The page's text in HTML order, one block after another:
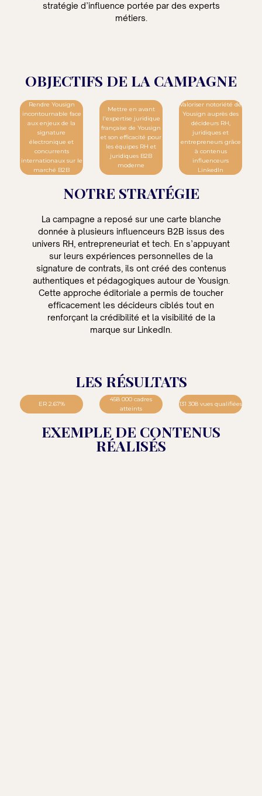
stratégie d’influence portée par des experts
métiers.
OBJECTIFS DE LA CAMPAGNE
Rendre Yousign
incontournable face
aux enjeux de la
signature
électronique et
concurrents
internationaux sur le
marché B2B
Mettre en avant
l'expertise juridique
française de Yousign
et son efficacité pour
les équipes RH et
juridiques B2B
moderne
Valoriser notoriété de
Yousign auprès des
décideurs RH,
juridiques et
entrepreneurs grâce
à contenus
influenceurs
LinkedIn
NOTRE STRATÉGIE
La campagne a reposé sur une carte blanche
donnée à plusieurs influenceurs B2B issus des
univers RH, entrepreneuriat et tech. En s’appuyant
sur leurs expériences personnelles de la
signature de contrats, ils ont créé des contenus
authentiques et pédagogiques autour de Yousign.
Cette approche éditoriale a permis de toucher
efficacement les décideurs ciblés tout en
renforçant la crédibilité et la visibilité de la
marque sur LinkedIn.
LES RÉSULTATS
ER 2.67%
458 000 cadres
atteints
131 308 vues qualifiées
EXEMPLE DE CONTENUS
RÉALISÉS